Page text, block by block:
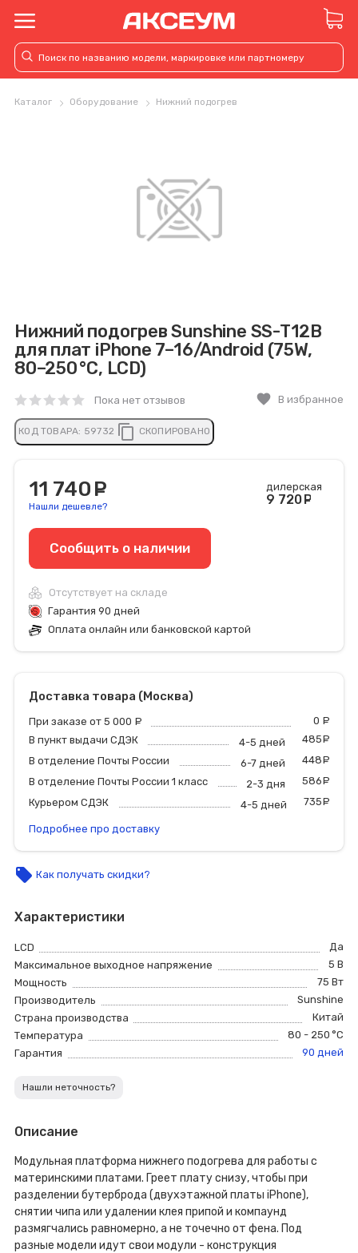
Каталог Оборудование Нижний подогрев
Нижний подогрев Sunshine SS-T12B
для плат iPhone 7–16/Android (75W,
80–250 °C, LCD)
Пока нет отзывов favorite В избранное
КОД ТОВАРА: 59732 content_copy СКОПИРОВАНО
11 740
Нашли дешевле?
дилерская
9 720
Сообщить o наличии
Отсутствует на складе
Гарантия 90 дней
Оплата онлайн или банковской картой
Доставка товара (Москва)
При заказе от 5 000 0
В пункт выдачи СДЭК
4-5 дней 485
В отделение Почты России
6-7 дней 448
В отделение Почты России 1 класс
2-3 дня 586
Курьером СДЭК
4-5 дней 735
Подробнее про доставку
local_offer Как получать скидки?
Характеристики
LCD
Да
Максимальное выходное напряжение
5 В
Мощность
75 Вт
Производитель
Sunshine
Страна производства
Китай
Температура
80 - 250 °C
Гарантия
90 дней
Нашли неточность?
Описание
Модульная платформа нижнего подогрева для работы с
материнскими платами. Греет плату снизу, чтобы при
разделении бутерброда (двухэтажной платы iPhone),
снятии чипа или удалении клея припой и компаунд
размягчались равномерно, а не точечно от фена. Под
разные модели идут свои модули - конструкция